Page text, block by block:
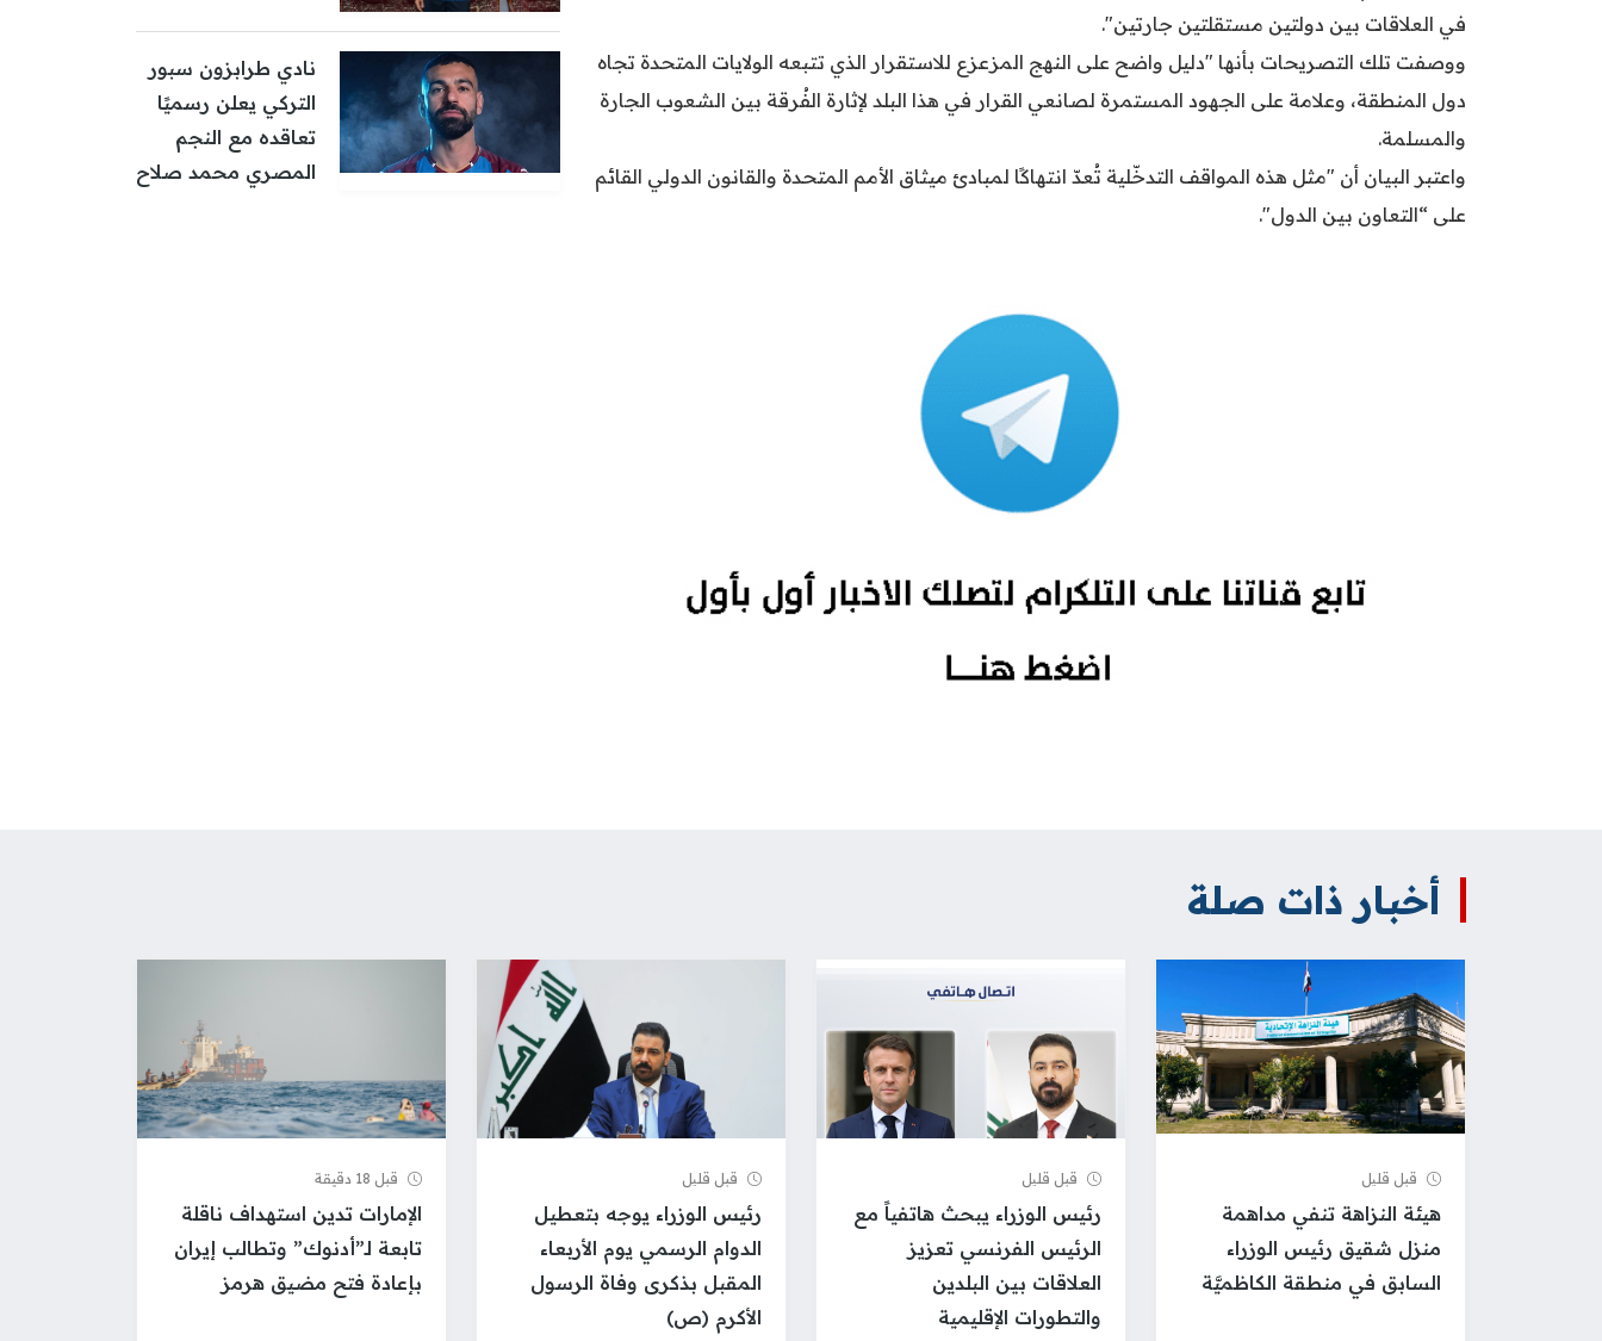
في العلاقات بين دولتين مستقلتين جارتين".
ووصفت تلك التصريحات بأنها "دليل واضح على النهج المزعزع للاستقرار الذي تتبعه الولايات المتحدة تجاه
دول المنطقة، وعلامة على الجهود المستمرة لصانعي القرار في هذا البلد لإثارة الفُرقة بين الشعوب الجارة
والمسلمة.
واعتبر البيان أن "مثل هذه المواقف التدخّلية تُعدّ انتهاكًا لمبادئ ميثاق الأمم المتحدة والقانون الدولي القائم
على “التعاون بين الدول".
نادي طرابزون سبور
التركي يعلن رسميًا
تعاقده مع النجم
المصري محمد صلاح
أخبار ذات صلة
قبل قلیل
هيئة النزاهة تنفي مداهمة
منزل شقيق رئيس الوزراء
السابق في منطقة الكاظميَّة
قبل قلیل
رئيس الوزراء يبحث هاتفياً مع
الرئيس الفرنسي تعزيز
العلاقات بين البلدين
والتطورات الإقليمية
قبل قلیل
رئيس الوزراء يوجه بتعطيل
الدوام الرسمي يوم الأربعاء
المقبل بذكرى وفاة الرسول
الأكرم (ص)
قبل 18 دقيقة
الإمارات تدين استهداف ناقلة
تابعة لـ”أدنوك” وتطالب إيران
بإعادة فتح مضيق هرمز